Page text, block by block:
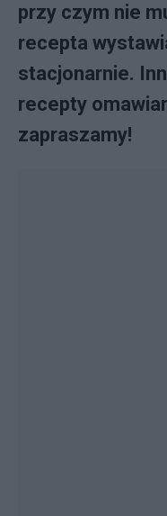
przy czym nie
recepta
stacjonarnie.
recepty
zapraszamy!